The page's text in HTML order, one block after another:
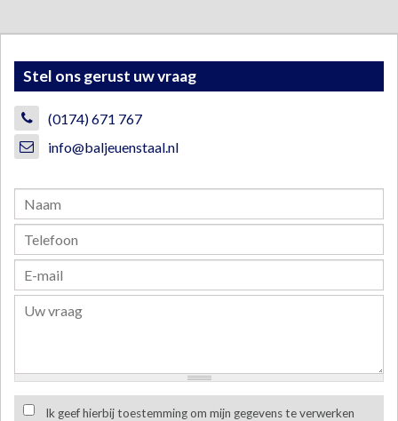
Stel ons gerust uw vraag
(0174) 671 767
info@baljeuenstaal.nl
Ik geef hierbij toestemming om mijn gegevens te verwerken